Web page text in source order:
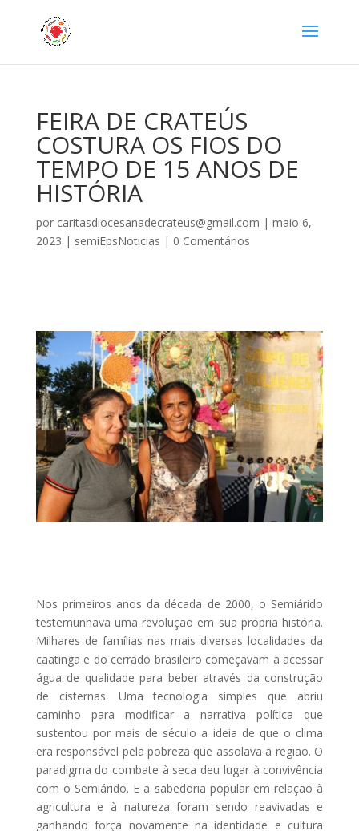
FEIRA DE CRATEÚS
COSTURA OS FIOS DO
TEMPO DE 15 ANOS DE
HISTÓRIA
por caritasdiocesanadecrateus@gmail.com | maio 6,
2023 | semiEpsNoticias | 0 Comentários
Nos primeiros anos da década de 2000, o Semiárido
testemunhava uma revolução em sua própria história.
Milhares de famílias nas mais diversas localidades da
caatinga e do cerrado brasileiro começavam a acessar
água de qualidade para beber através da construção
de cisternas. Uma tecnologia simples que abriu
caminho para modificar a narrativa política que
sustentou por mais de século a ideia de que o clima
era responsável pela pobreza que assolava a região. O
paradigma do combate à seca deu lugar à convivência
com o Semiárido. E a sabedoria popular em relação à
agricultura e à natureza foram sendo reavivadas e
ganhando força novamente na identidade e cultura